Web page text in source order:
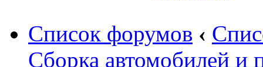
Список форумов ‹
Сборка автомобилей и